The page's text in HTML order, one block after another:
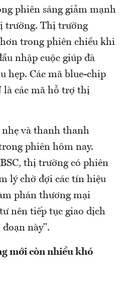
phiên sáng giảm mạnh
trường. Thị trường
trong phiên chiều khi
nhập cuộc giúp đà
hẹp. Các mã blue-chip
là các mã hỗ trợ thị
và thanh thanh
phiên hôm nay.
thị trường có phiên
lý chờ đợi các tín hiệu
phán thương mại
nên tiếp tục giao dịch
này".
mới còn nhiều khó